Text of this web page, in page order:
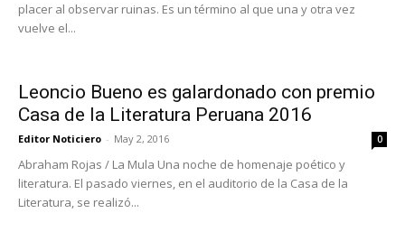
placer al observar ruinas. Es un término al que una y otra vez
vuelve el...
Leoncio Bueno es galardonado con premio
Casa de la Literatura Peruana 2016
Editor Noticiero - May 2, 2016 0
Abraham Rojas / La Mula Una noche de homenaje poético y
literatura. El pasado viernes, en el auditorio de la Casa de la
Literatura, se realizó...